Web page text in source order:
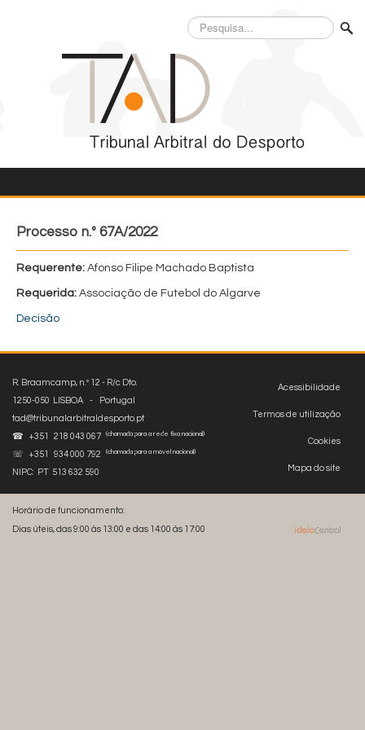
Pesquisa...
Processo n.º 67A/2022
Requerente: Afonso Filipe Machado Baptista
Requerida: Associação de Futebol do Algarve
Decisão
Acessibilidade
Termos de utilização
Cookies
Mapa do site
R. Braamcamp, n.º 12 - R/c Dto.
1250-050 LISBOA - Portugal
tad@tribunalarbitraldesporto.pt
☎ +351 218 043 067
(chamada para a rede fixa nacional)
☏ +351 934 000 792 (chamada para a móvel nacional)
NIPC: PT 513 632 590
Horário de funcionamento:
Dias úteis, das 9:00 às 13:00 e das 14:00 às 17:00